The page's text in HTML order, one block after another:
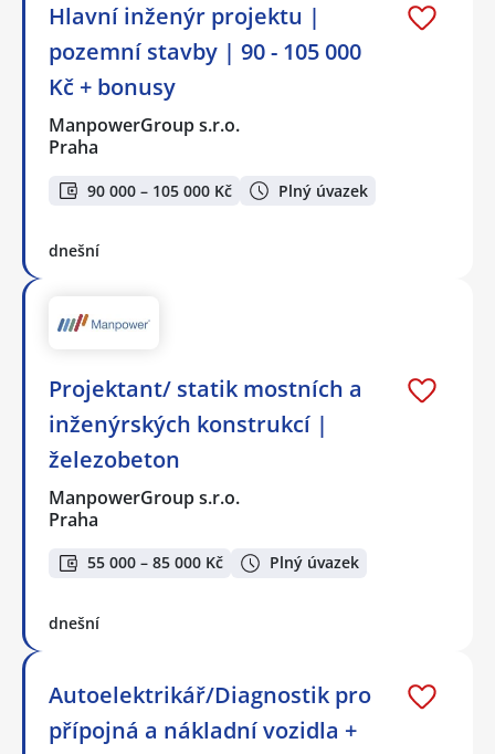
Hlavní inženýr projektu |
pozemní stavby | 90 - 105 000
Kč + bonusy
ManpowerGroup s.r.o.
Praha
90 000 – 105 000 Kč Plný úvazek
dnešní
Projektant/ statik mostních a
inženýrských konstrukcí |
železobeton
ManpowerGroup s.r.o.
Praha
55 000 – 85 000 Kč Plný úvazek
dnešní
Autoelektrikář/Diagnostik pro
přípojná a nákladní vozidla +